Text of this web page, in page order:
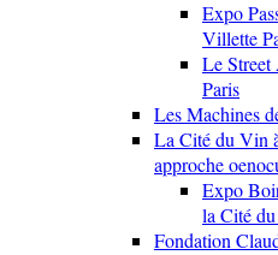
Expo
Villette
Le
Paris
Les Machines
La Cité du Vin
approche
Expo
la Cité
Fondation